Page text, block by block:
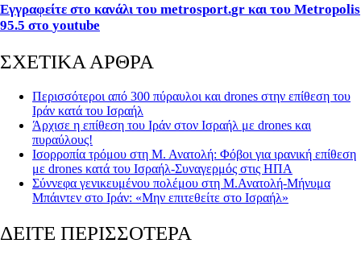
Εγγραφείτε στο κανάλι του metrosport.gr και του Metropolis
95.5 στο youtube
ΣΧΕΤΙΚΑ ΑΡΘΡΑ
Περισσότεροι από 300 πύραυλοι και drones στην επίθεση του
Ιράν κατά του Ισραήλ
Άρχισε η επίθεση του Ιράν στον Ισραήλ με drones και
πυραύλους!
Ισορροπία τρόμου στη Μ. Ανατολή: Φόβοι για ιρανική επίθεση
με drones κατά του Ισραήλ-Συναγερμός στις ΗΠΑ
Σύννεφα γενικευμένου πολέμου στη Μ.Ανατολή-Μήνυμα
Μπάιντεν στο Ιράν: «Μην επιτεθείτε στο Ισραήλ»
ΔΕΙΤΕ ΠΕΡΙΣΣΟΤΕΡΑ